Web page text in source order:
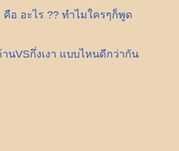
คือ อะไร ?? ทำไมใครๆก็พูด
นVSกึ่งเงา แบบไหนดีกว่ากัน